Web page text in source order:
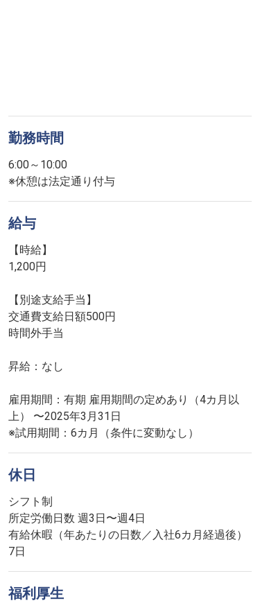
勤務時間
6:00～10:00
※休憩は法定通り付与
給与
【時給】
1,200円
【別途支給手当】
交通費支給日額500円
時間外手当
昇給：なし
雇用期間：有期 雇用期間の定めあり（4カ月以
上） 〜2025年3月31日
※試用期間：6カ月（条件に変動なし）
休日
シフト制
所定労働日数 週3日〜週4日
有給休暇（年あたりの日数／入社6カ月経過後）
7日
福利厚生